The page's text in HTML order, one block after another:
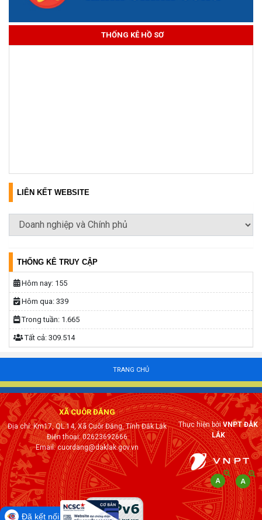
THỐNG KÊ HỒ SƠ
LIÊN KẾT WEBSITE
THỐNG KÊ TRUY CẬP
Hôm nay: 155
Hôm qua: 339
Trong tuần: 1.665
Tất cả: 309.514
TRANG CHỦ
XÃ CUÔR ĐĂNG
Địa chỉ: Km17, QL 14, Xã Cuôr Đăng, Tỉnh Đắk Lắk
Điện thoại: 02623692666
Email: cuordang@daklak.gov.vn
Thực hiện bởiVNPT ĐẮK
LẮK
Đã kết nối EMC